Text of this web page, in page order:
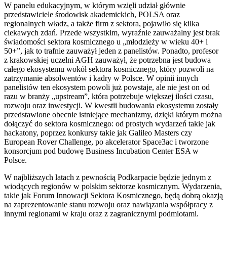
W panelu edukacyjnym, w którym wzięli udział głównie
przedstawiciele środowisk akademickich, POLSA oraz
regionalnych władz, a także firm z sektora, pojawiło się kilka
ciekawych zdań. Przede wszystkim, wyraźnie zauważalny jest brak
świadomości sektora kosmicznego u „młodzieży w wieku 40+ i
50+”, jak to trafnie zauważył jeden z panelistów. Ponadto, profesor
z krakowskiej uczelni AGH zauważył, że potrzebna jest budowa
całego ekosystemu wokół sektora kosmicznego, który pozwoli na
zatrzymanie absolwentów i kadry w Polsce. W opinii innych
panelistów ten ekosystem powoli już powstaje, ale nie jest on od
razu w branży „upstream”, która potrzebuje większej ilości czasu,
rozwoju oraz inwestycji. W kwestii budowania ekosystemu zostały
przedstawione obecnie istniejące mechanizmy, dzięki którym można
dołączyć do sektora kosmicznego: od prostych wydarzeń takie jak
hackatony, poprzez konkursy takie jak Galileo Masters czy
European Rover Challenge, po akcelerator Space3ac i tworzone
konsorcjum pod budowę Business Incubation Center ESA w
Polsce.
W najbliższych latach z pewnością Podkarpacie będzie jednym z
wiodących regionów w polskim sektorze kosmicznym. Wydarzenia,
takie jak Forum Innowacji Sektora Kosmicznego, będą dobrą okazją
na zaprezentowanie stanu rozwoju oraz nawiązania współpracy z
innymi regionami w kraju oraz z zagranicznymi podmiotami.